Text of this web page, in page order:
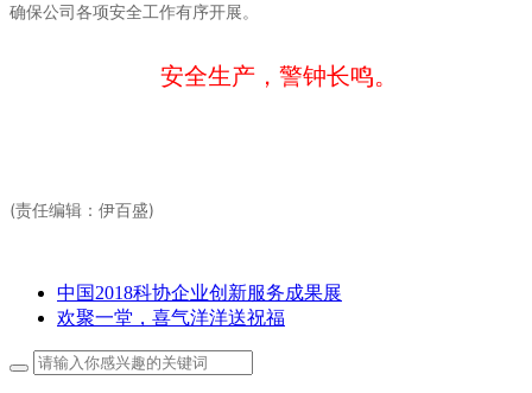
确保公司各项安全工作有序开展。
安全生产，警钟长鸣。
(责任编辑：伊百盛)
中国2018科协企业创新服务成果展
欢聚一堂，喜气洋洋送祝福